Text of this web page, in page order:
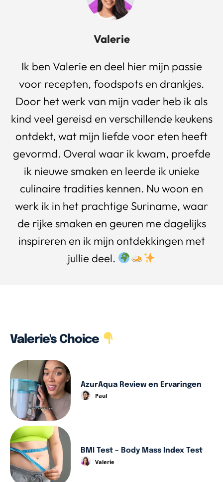
Valerie
Ik ben Valerie en deel hier mijn passie
voor recepten, foodspots en drankjes.
Door het werk van mijn vader heb ik als
kind veel gereisd en verschillende keukens
ontdekt, wat mijn liefde voor eten heeft
gevormd. Overal waar ik kwam, proefde
ik nieuwe smaken en leerde ik unieke
culinaire tradities kennen. Nu woon en
werk ik in het prachtige Suriname, waar
de rijke smaken en geuren me dagelijks
inspireren en ik mijn ontdekkingen met
jullie deel.
Valerie's Choice
AzurAqua Review en Ervaringen
Paul
BMI Test – Body Mass Index Test
Valerie